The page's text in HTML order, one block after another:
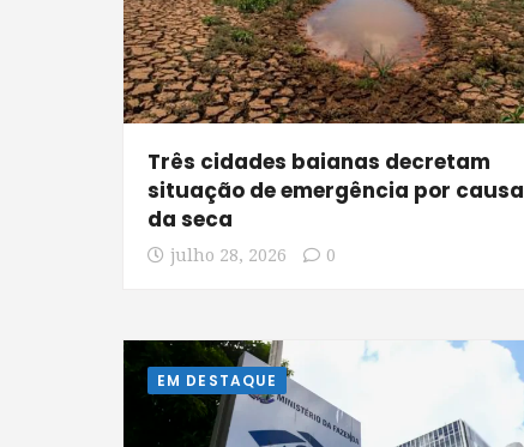
Três cidades baianas decretam
situação de emergência por causa
da seca
julho 28, 2026 0
EM DESTAQUE